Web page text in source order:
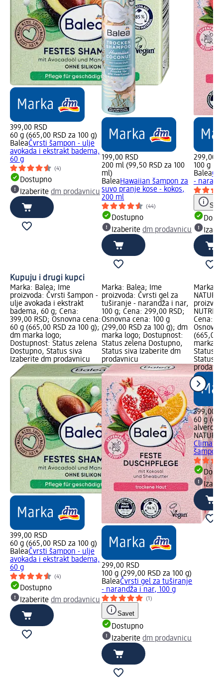
399,00 RSD
60 g (665,00 RSD za 100 g)
BaleaČvrsti šampon - ulje
avokada i ekstrakt badema,
60 g
(4)
Dostupno
Izaberite dm prodavnicu
199,00 RSD
200 ml (99,50 RSD za 100
ml)
BaleaHawaiian šampon za
suvo pranje kose - kokos,
200 ml
(44)
Dostupno
Izaberitedm prodavnicu
299,00
100 g
Balea
-
Kupuju i drugi kupci
Marka: Balea; Ime
proizvoda: Čvrsti šampon -
ulje avokada i ekstrakt
badema, 60 g; Cena:
399,00 RSD; Osnovna cena:
60 g (665,00 RSD za 100 g);
dm marka logo;
Dostupnost: Status zelena
Dostupno, Status siva
Izaberite dm prodavnicu
399,00 RSD
60 g (665,00 RSD za 100 g)
BaleaČvrsti šampon - ulje
avokada i ekstrakt badema,
60 g
(4)
Dostupno
Izaberite dm prodavnicu
Marka: Balea; Ime
proizvoda: Čvrsti gel za
tuširanje - narandža i nar,
100 g; Cena: 299,00 RSD;
Osnovna cena: 100 g
(299,00 RSD za 100 g); dm
marka logo; Dostupnost:
Status zelena Dostupno,
Status siva Izaberite dm
prodavnicu
299,00 RSD
100 g (299,00 RSD za 100 g)
BaleaČvrsti gel za tuširanje
- narandža i nar, 100 g
(1)
Savet
Dostupno
Izaberitedm prodavnicu
Marka:
NUTRI-
Cena:
(665,00
marka
Status
Status
399,00
60 g
alverde
Climate
šampon